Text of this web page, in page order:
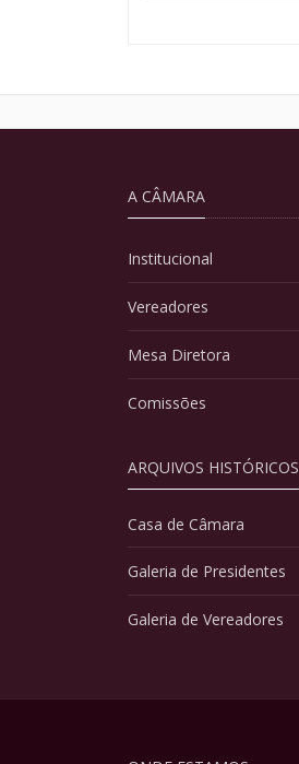
A CÂMARA
Institucional
Vereadores
Mesa Diretora
Comissões
ARQUIVOS HISTÓRICOS
Casa de Câmara
Galeria de Presidentes
Galeria de Vereadores